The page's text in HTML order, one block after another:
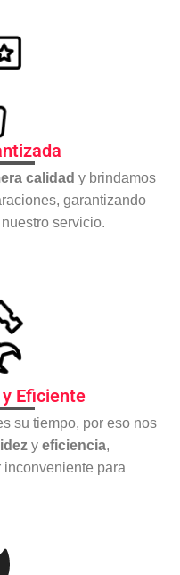
calidad y brindamos
garantizando
servicio.
Eficiente
su tiempo, por eso nos
y eficiencia,
para